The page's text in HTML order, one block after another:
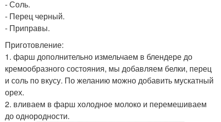
- Соль.
- Перец черный.
- Приправы.
Приготовление:
1. фарш дополнительно измельчаем в блендере до
кремообразного состояния, мы добавляем белки, перец
и соль по вкусу. По желанию можно добавить мускатный
орех.
2. вливаем в фарш холодное молоко и перемешиваем
до однородности.